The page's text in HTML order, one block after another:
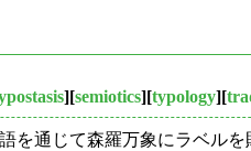
][semiotics][typology][
を通じて森羅万象にラベル